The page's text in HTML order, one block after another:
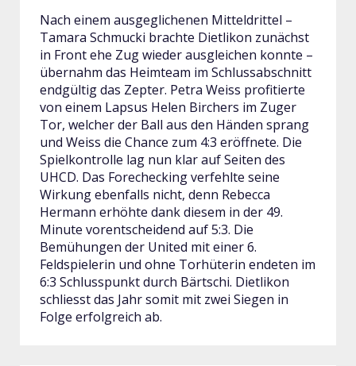
Nach einem ausgeglichenen Mitteldrittel –
Tamara Schmucki brachte Dietlikon zunächst
in Front ehe Zug wieder ausgleichen konnte –
übernahm das Heimteam im Schlussabschnitt
endgültig das Zepter. Petra Weiss profitierte
von einem Lapsus Helen Birchers im Zuger
Tor, welcher der Ball aus den Händen sprang
und Weiss die Chance zum 4:3 eröffnete. Die
Spielkontrolle lag nun klar auf Seiten des
UHCD. Das Forechecking verfehlte seine
Wirkung ebenfalls nicht, denn Rebecca
Hermann erhöhte dank diesem in der 49.
Minute vorentscheidend auf 5:3. Die
Bemühungen der United mit einer 6.
Feldspielerin und ohne Torhüterin endeten im
6:3 Schlusspunkt durch Bärtschi. Dietlikon
schliesst das Jahr somit mit zwei Siegen in
Folge erfolgreich ab.